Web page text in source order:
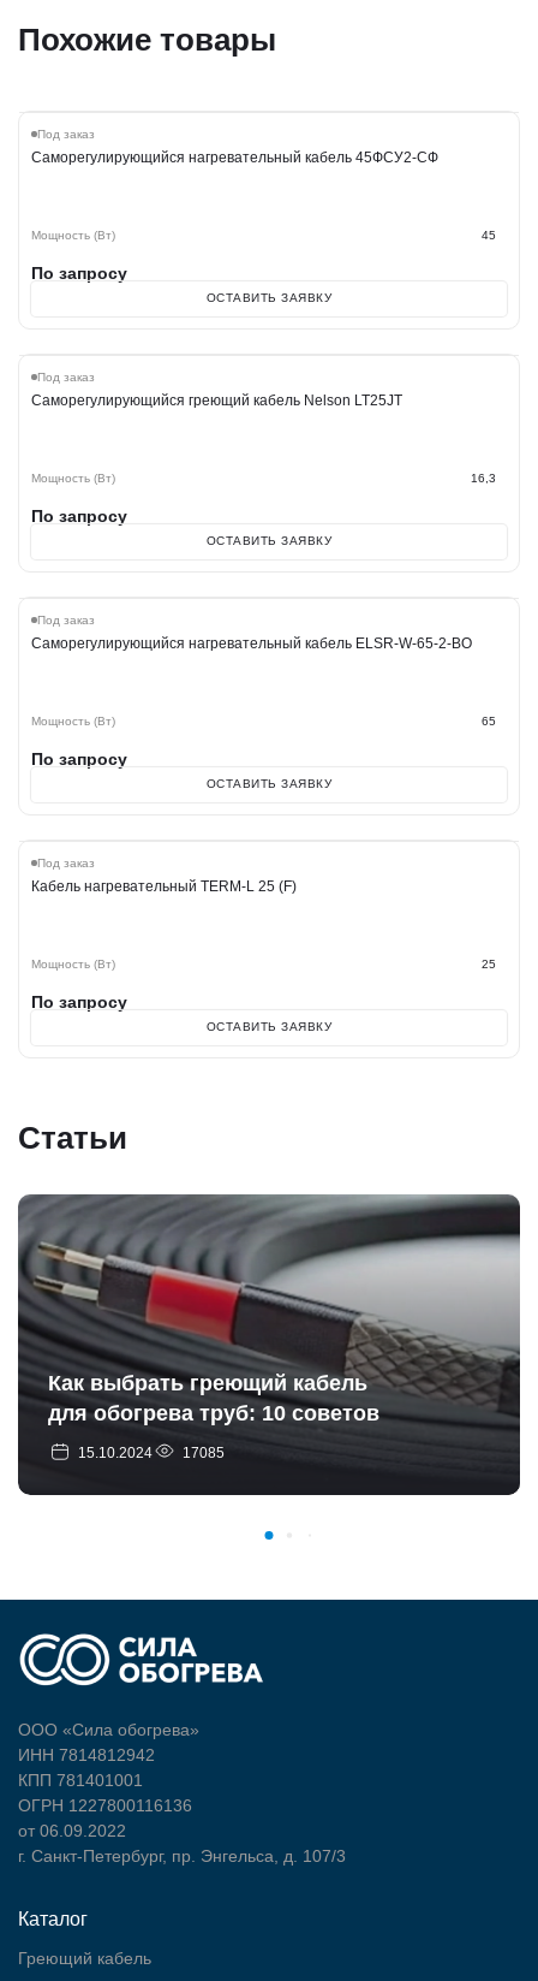
Похожие товары
Под заказ
Саморегулирующийся нагревательный кабель 45ФСУ2-СФ
Мощность (Вт) 45
По запросу
ОСТАВИТЬ ЗАЯВКУ
Под заказ
Саморегулирующийся греющий кабель Nelson LT25JT
Мощность (Вт) 16,3
По запросу
ОСТАВИТЬ ЗАЯВКУ
Хит
Под заказ
Саморегулирующийся нагревательный кабель ELSR-W-65-2-BO
Мощность (Вт) 65
По запросу
ОСТАВИТЬ ЗАЯВКУ
Под заказ
Кабель нагревательный TERM-L 25 (F)
Мощность (Вт) 25
По запросу
ОСТАВИТЬ ЗАЯВКУ
Статьи
Как выбрать греющий кабель
для обогрева труб: 10 советов
15.10.2024 17085
ООО «Сила обогрева»
ИНН 7814812942
КПП 781401001
ОГРН 1227800116136
от 06.09.2022
г. Санкт-Петербург, пр. Энгельса, д. 107/3
Каталог
Греющий кабель